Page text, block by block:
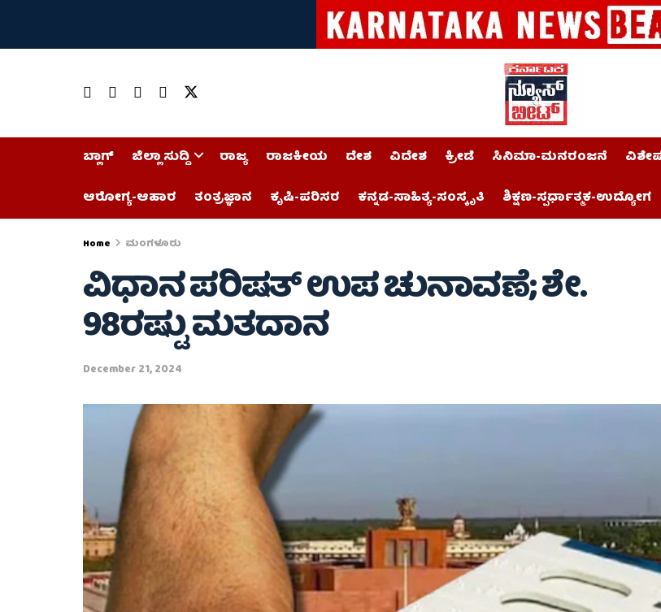
ಬ್ಲಾಗ್ ಜಿಲ್ಲಾ ಸುದ್ದಿ ರಾಜ್ಯ ರಾಜಕೀಯ ದೇಶ ವಿದೇಶ ಕ್ರೀಡೆ ಸಿನಿಮಾ-ಮನರಂಜನೆ
ಆರೋಗ್ಯ-ಆಹಾರ
ತಂತ್ರಜ್ಞಾನ ಕೃಷಿ-ಪರಿಸರ ಕನ್ನಡ-ಸಾಹಿತ್ಯ-ಸಂಸ್ಕೃತಿ ಶಿಕ್ಷಣ-ಸ್ಪರ್ಧಾತ್ಮಕ-ಉದ್ಯೋಗ
Home ಮಂಗಳೂರು
ವಿಧಾನ ಪರಿಷತ್ ಉಪ ಚುನಾವಣೆ; ಶೇ.
98ರಷ್ಟು ಮತದಾನ
December 21, 2024